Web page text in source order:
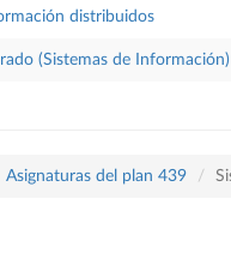
distribuidos
(Sistemas de Información)
Asignaturas del plan 439